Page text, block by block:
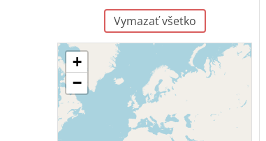
Vymazať všetko
+
−